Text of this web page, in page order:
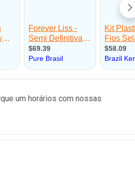
um horários com nossas